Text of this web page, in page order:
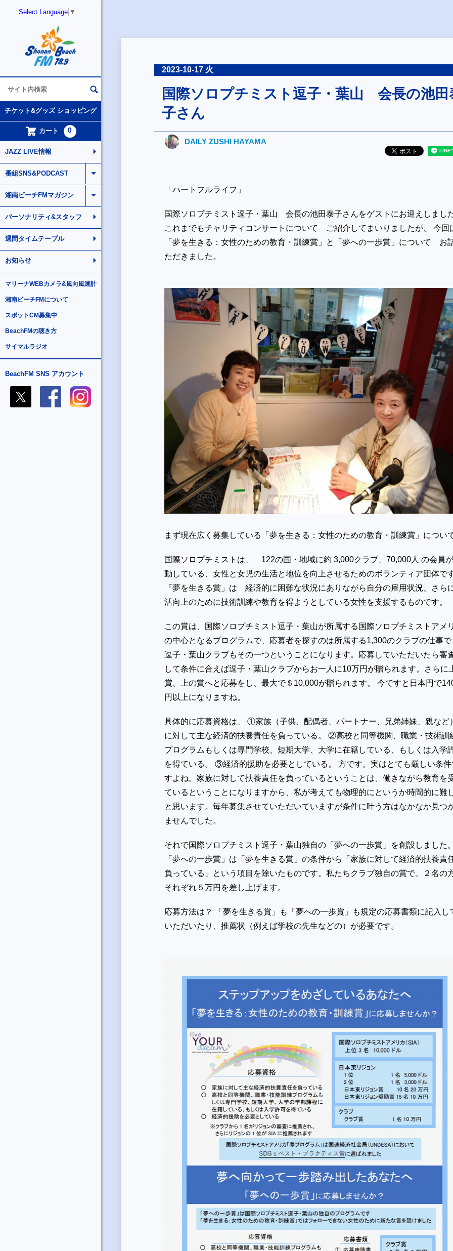
Select Language ▼
チケット&グッズ ショッピング
カート 0
JAZZ LIVE情報
番組SNS&PODCAST
湘南ビーチFMマガジン
パーソナリティ&スタッフ
週間タイムテーブル
お知らせ
マリーナWEBカメラ&風向風速計
湘南ビーチFMについて
スポットCM募集中
BeachFMの聴き方
サイマルラジオ
BeachFM SNS アカウント
2023-10-17 火
国際ソロプチミスト逗子・葉山 会長の池田
子さん
DAILY ZUSHI HAYAMA
「ハートフルライフ」
国際ソロプチミスト逗子・葉山 会長の池田泰子さんをゲストにお迎えしまし
これまでもチャリティコンサートについて ご紹介してまいりましたが、 今回
「夢を生きる：女性のための教育・訓練賞」と「夢への一歩賞」について お
ただきました。
まず現在広く募集している「夢を生きる：女性のための教育・訓練賞」につい
国際ソロプチミストは、 122の国・地域に約 3,000クラブ、70,000人 の会員
動している、女性と女児の生活と地位を向上させるためのボランティア団体で
『夢を生きる賞」は 経済的に困難な状況にありながら自分の雇用状況、さら
活向上のために技術訓練や教育を得ようとしている女性を支援するものです。
この賞は、国際ソロプチミスト逗子・葉山が所属する国際ソロプチミストアメ
の中心となるプログラムで、応募者を探すのは所属する1,300のクラブの仕事で
逗子・葉山クラブもその一つということになります。応募していただいたら審
して条件に合えば逗子・葉山クラブからお一人に10万円が贈られます。さらに
賞、上の賞へと応募をし、最大で＄10,000が贈られます。 今ですと日本円で
円以上になりますね。
具体的に応募資格は、 ①家族（子供、配偶者、パートナー、兄弟姉妹、親など
に対して主な経済的扶養責任を負っている。 ②高校と同等機関、職業・技術訓
プログラムもしくは専門学校、短期大学、大学に在籍している、もしくは入学
を得ている。 ③経済的援助を必要としている。 方です。実はとても厳しい条件
すよね。家族に対して扶養責任を負っているということは、働きながら教育を
ているということになりますから、私が考えても物理的にというか時間的に難
と思います。毎年募集させていただいていますが条件に叶う方はなかなか見つ
ませんでした。
それで国際ソロプチミスト逗子・葉山独自の「夢への一歩賞」を創設しました
「夢への一歩賞」は「夢を生きる賞」の条件から「家族に対して経済的扶養責
負っている」という項目を除いたものです。私たちクラブ独自の賞で、２名の
それぞれ５万円を差し上げます。
応募方法は？ 「夢を生きる賞」も「夢への一歩賞」も規定の応募書類に記入し
いただいたり、推薦状（例えば学校の先生などの）が必要です。